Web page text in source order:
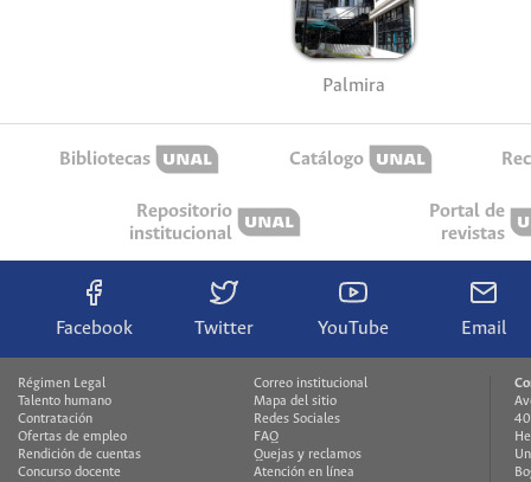
Palmira
Bibliotecas Catálogo
Repositorio
institucional
Portal de
revistas
Facebook Twitter YouTube Email
Régimen Legal
Talento humano
Contratación
Ofertas de empleo
Rendición de cuentas
Concurso docente
Correo institucional
Mapa del sitio
Redes Sociales
FAQ
Quejas y reclamos
Atención en línea